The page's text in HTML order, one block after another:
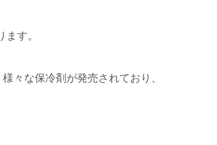
ます。
々な保冷剤が発売されており、